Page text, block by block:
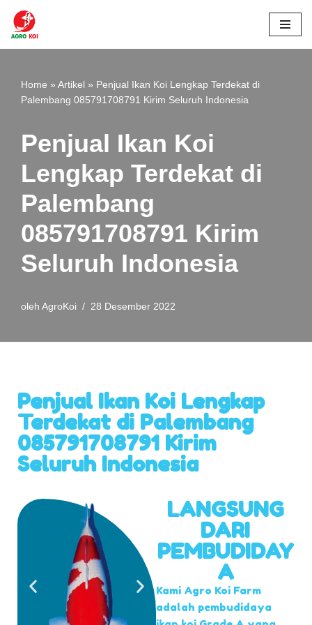
Lompat
Home » Artikel » Penjual Ikan Koi Lengkap Terdekat di
Palembang 085791708791 Kirim Seluruh Indonesia
Penjual Ikan Koi
Lengkap Terdekat di
Palembang
085791708791 Kirim
Seluruh Indonesia
oleh AgroKoi 28 Desember 2022
Penjual Ikan Koi Lengkap
Terdekat di Palembang
085791708791 Kirim
Seluruh Indonesia
LANGSUNG
DARI
PEMBUDIDAY
A
Kami Agro Koi Farm
adalah pembudidaya